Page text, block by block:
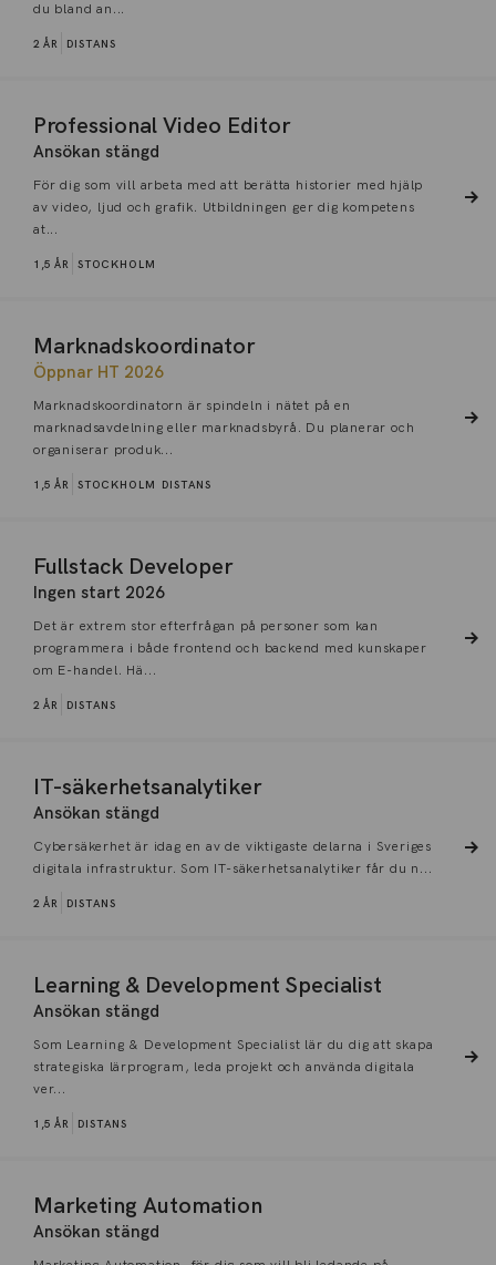
du bland an...
2 ÅR DISTANS
Professional Video Editor
Ansökan stängd
För dig som vill arbeta med att berätta historier med hjälp
av video, ljud och grafik. Utbildningen ger dig kompetens
at...
1,5 ÅR STOCKHOLM
Marknadskoordinator
Öppnar HT 2026
Marknadskoordinatorn är spindeln i nätet på en
marknadsavdelning eller marknadsbyrå. Du planerar och
organiserar produk...
1,5 ÅR STOCKHOLM DISTANS
Fullstack Developer
Ingen start 2026
Det är extrem stor efterfrågan på personer som kan
programmera i både frontend och backend med kunskaper
om E-handel. Hä...
2 ÅR DISTANS
IT-säkerhetsanalytiker
Ansökan stängd
Cybersäkerhet är idag en av de viktigaste delarna i Sveriges
digitala infrastruktur. Som IT-säkerhetsanalytiker får du n...
2 ÅR DISTANS
Learning & Development Specialist
Ansökan stängd
Som Learning & Development Specialist lär du dig att skapa
strategiska lärprogram, leda projekt och använda digitala
ver...
1,5 ÅR DISTANS
Marketing Automation
Ansökan stängd